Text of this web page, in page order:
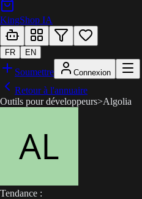
KingShop IA
FR EN
Soumettre Connexion
Retour à l'annuaire
Outils pour développeurs>Algolia
Tendance :